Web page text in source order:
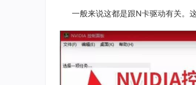
一般来说这都是跟N卡驱动有关。这